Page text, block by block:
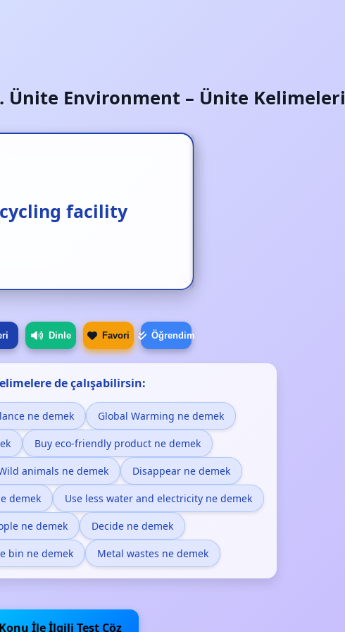
Ünite Environment – Ünite Kelimeleri
facility
dönüşüm tesisi
Dinle Favori Öğrendim
de çalışabilirsin:
ne demek Global Warming ne demek
Buy eco-friendly product ne demek
animals ne demek Disappear ne demek
demek Use less water and electricity ne demek
ne demek Decide ne demek
bin ne demek Metal wastes ne demek
Konu İle İlgili Test Çöz